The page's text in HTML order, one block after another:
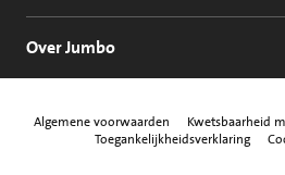
Over Jumbo
Algemene voorwaarden Kwetsbaarheid
Toegankelijkheidsverklaring